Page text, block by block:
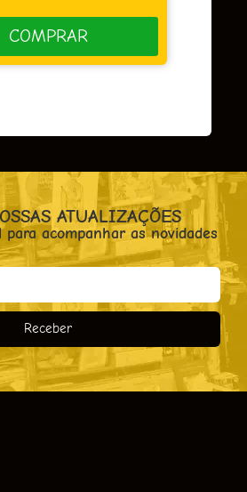
COMPRAR
ATUALIZAÇÕES
acompanhar as novidades
Receber